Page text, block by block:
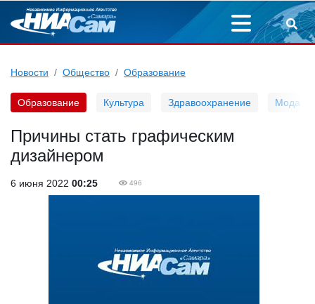
Новости Общество Образование
Образование Культура Здравоохранение Мода
Причины стать графическим
дизайнером
6 июня 2022 00:25 496